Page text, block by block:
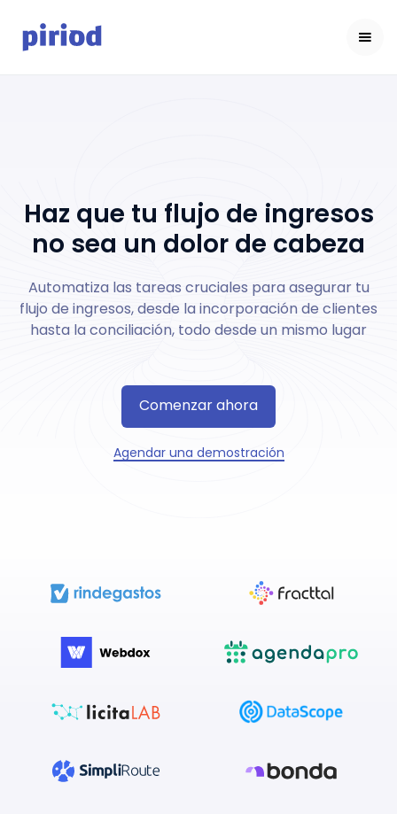
Haz que tu flujo de ingresos
no sea un dolor de cabeza
Automatiza las tareas cruciales para asegurar tu
flujo de ingresos, desde la incorporación de clientes
hasta la conciliación, todo desde un mismo lugar
Comenzar ahora
Agendar una demostración